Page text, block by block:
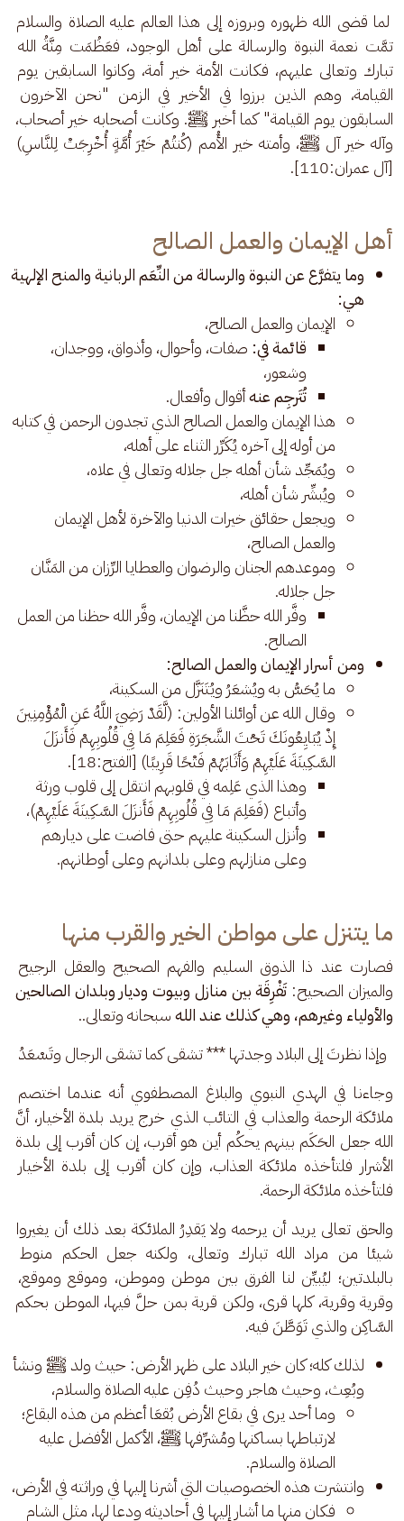
لما قضى الله ظهوره وبروزه إلى هذا العالم عليه الصلاة والسلام
تمَّت نعمة النبوة والرسالة على أهل الوجود، فعَظُمَت مِنَّةُ الله
تبارك وتعالى عليهم، فكانت الأمة خير أمة، وكانوا السابقين يوم
القيامة، وهم الذين برزوا في الأخير في الزمن "نحن الآخرون
السابقون يوم القيامة" كما أخبر ﷺ. وكانت أصحابه خير أصحاب،
وآله خير آل ﷺ، وأمته خير الأُمم (كُنتُمْ خَيْرَ أُمَّةٍ أُخْرِجَتْ لِلنَّاسِ)
[آل عمران:110].
أهل الإيمان والعمل الصالح
وما يتفرَّع عن النبوة والرسالة من النِّعَم الربانية والمنح الإلهية
هي:
الإيمان والعمل الصالح،
قائمة في:صفات، وأحوال، وأذواق، ووجدان،
وشعور،
تُتَرجِم عنهأقوال وأفعال.
هذا الإيمان والعمل الصالح الذي تجدون الرحمن في كتابه
من أوله إلى آخره يُكَرِّر الثناء على أهله،
ويُمَجِّد شأن أهله جل جلاله وتعالى في علاه،
ويُبشِّر شأن أهله،
ويجعل حقائق خيرات الدنيا والآخرة لأهل الإيمان
والعمل الصالح،
وموعدهم الجنان والرضوان والعطايا الرِّزان من المَنَّان
جل جلاله.
وفَّر الله حظَّنا من الإيمان، وفَّر الله حظنا من العمل
الصالح.
ومن أسرار الإيمان والعمل الصالح:
ما يُحَسُّ به ويُشعَرُ ويُتَنَزَّل من السكينة،
وقال الله عن أوائلنا الأولين: (لَّقَدْ رَضِيَ اللَّهُ عَنِ الْمُؤْمِنِينَ
إِذْ يُبَايِعُونَكَ تَحْتَ الشَّجَرَةِ فَعَلِمَ مَا فِي قُلُوبِهِمْ فَأَنزَلَ
السَّكِينَةَ عَلَيْهِمْ وَأَثَابَهُمْ فَتْحًا قَرِيبًا) [الفتح:18].
وهذا الذي عَلِمه في قلوبهم انتقل إلى قلوب ورثة
وأتباع (فَعَلِمَ مَا فِي قُلُوبِهِمْ فَأَنزَلَ السَّكِينَةَ عَلَيْهِمْ)،
وأنزل السكينة عليهم حتى فاضت على ديارهم
وعلى منازلهم وعلى بلدانهم وعلى أوطانهم.
ما يتنزل على مواطن الخير والقرب منها
فصارت عند ذا الذوق السليم والفهم الصحيح والعقل الرجيح
والميزان الصحيح: تَفْرِقَة بين منازل وبيوت وديار وبلدان الصالحين
والأولياء وغيرهم، وهي كذلك عند الله سبحانه وتعالى..
وإذا نظرتَ إلى البلاد وجدتها *** تشقى كما تشقى الرجال وتَسْعَدُ
وجاءنا في الهدي النبوي والبلاغ المصطفوي أنه عندما اختصم
ملائكة الرحمة والعذاب في التائب الذي خرج يريد بلدة الأخيار، أنَّ
الله جعل الحَكَم بينهم يحكُم أين هو أقرب، إن كان أقرب إلى بلدة
الأشرار فلتأخذه ملائكة العذاب، وإن كان أقرب إلى بلدة الأخيار
فلتأخذه ملائكة الرحمة.
والحق تعالى يريد أن يرحمه ولا يَقدِرُ الملائكة بعد ذلك أن يغيروا
شيئا من مراد الله تبارك وتعالى، ولكنه جعل الحكم منوط
بالبلدتين؛ ليُبيِّن لنا الفرق بين موطن وموطن، وموقع وموقع،
وقرية وقرية، كلها قرى، ولكن قرية بمن حلَّ فيها، الموطن بحكم
السَّاكِن والذي تَوَطَّنَ فيه.
لذلك كله؛ كان خير البلاد على ظهر الأرض: حيث ولد ﷺ ونشأ
وبُعِث، وحيث هاجر وحيث دُفِن عليه الصلاة والسلام،
وما أحد يرى في بقاع الأرض بُقعَا أعظم من هذه البقاع؛
لارتباطها بساكنها ومُشرِّفها ﷺ، الأكمل الأفضل عليه
الصلاة والسلام.
وانتشرت هذه الخصوصيات التي أشرنا إليها في وراثته في الأرض،
فكان منها ما أشار إليها في أحاديثه ودعا لها، مثل الشام